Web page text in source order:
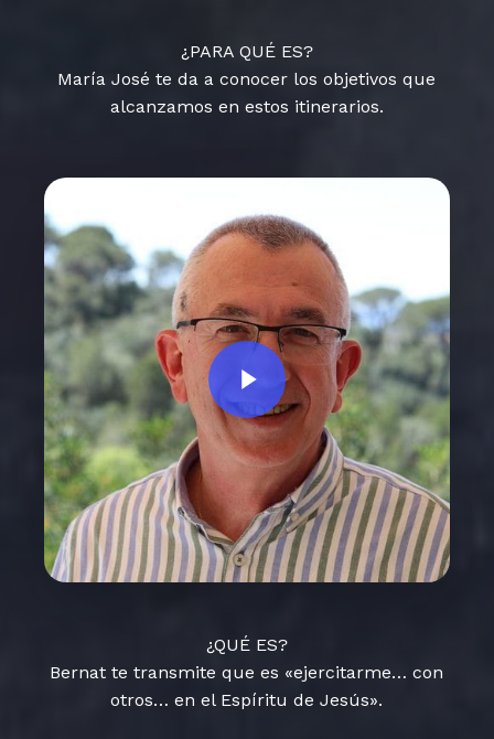
¿PARA QUÉ ES?
María José te da a conocer los objetivos que
alcanzamos en estos itinerarios.
Play Video
¿QUÉ ES?
Bernat te transmite que es «ejercitarme… con
otros… en el Espíritu de Jesús».